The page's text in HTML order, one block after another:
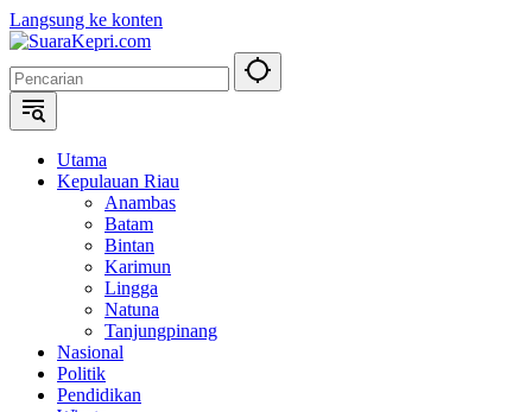
Langsung ke konten
Utama
Kepulauan Riau
Anambas
Batam
Bintan
Karimun
Lingga
Natuna
Tanjungpinang
Nasional
Politik
Pendidikan